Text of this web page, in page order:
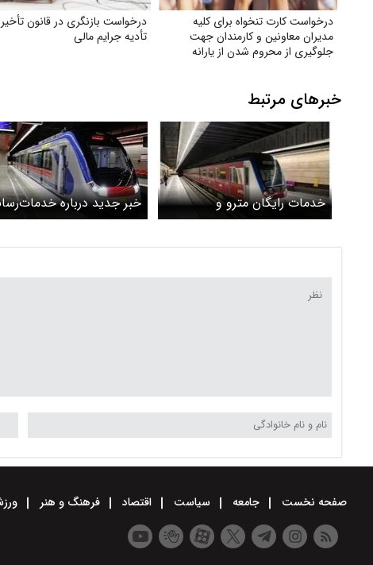
درخواست کارت تنخواه برای کلیه
مدیران معاونین و کارمندان جهت
جلوگیری از محروم شدن از یارانه
درخواست بازنگری در قانون تأخیر
تأدیه جرایم مالی
خبرهای مرتبط
خدمات رایگان مترو و
اتوبوسرانی تمدید شد
خبر جدید درباره
رایگان در مترو
صفحه نخست جامعه سیاست اقتصاد فرهنگ و هنر